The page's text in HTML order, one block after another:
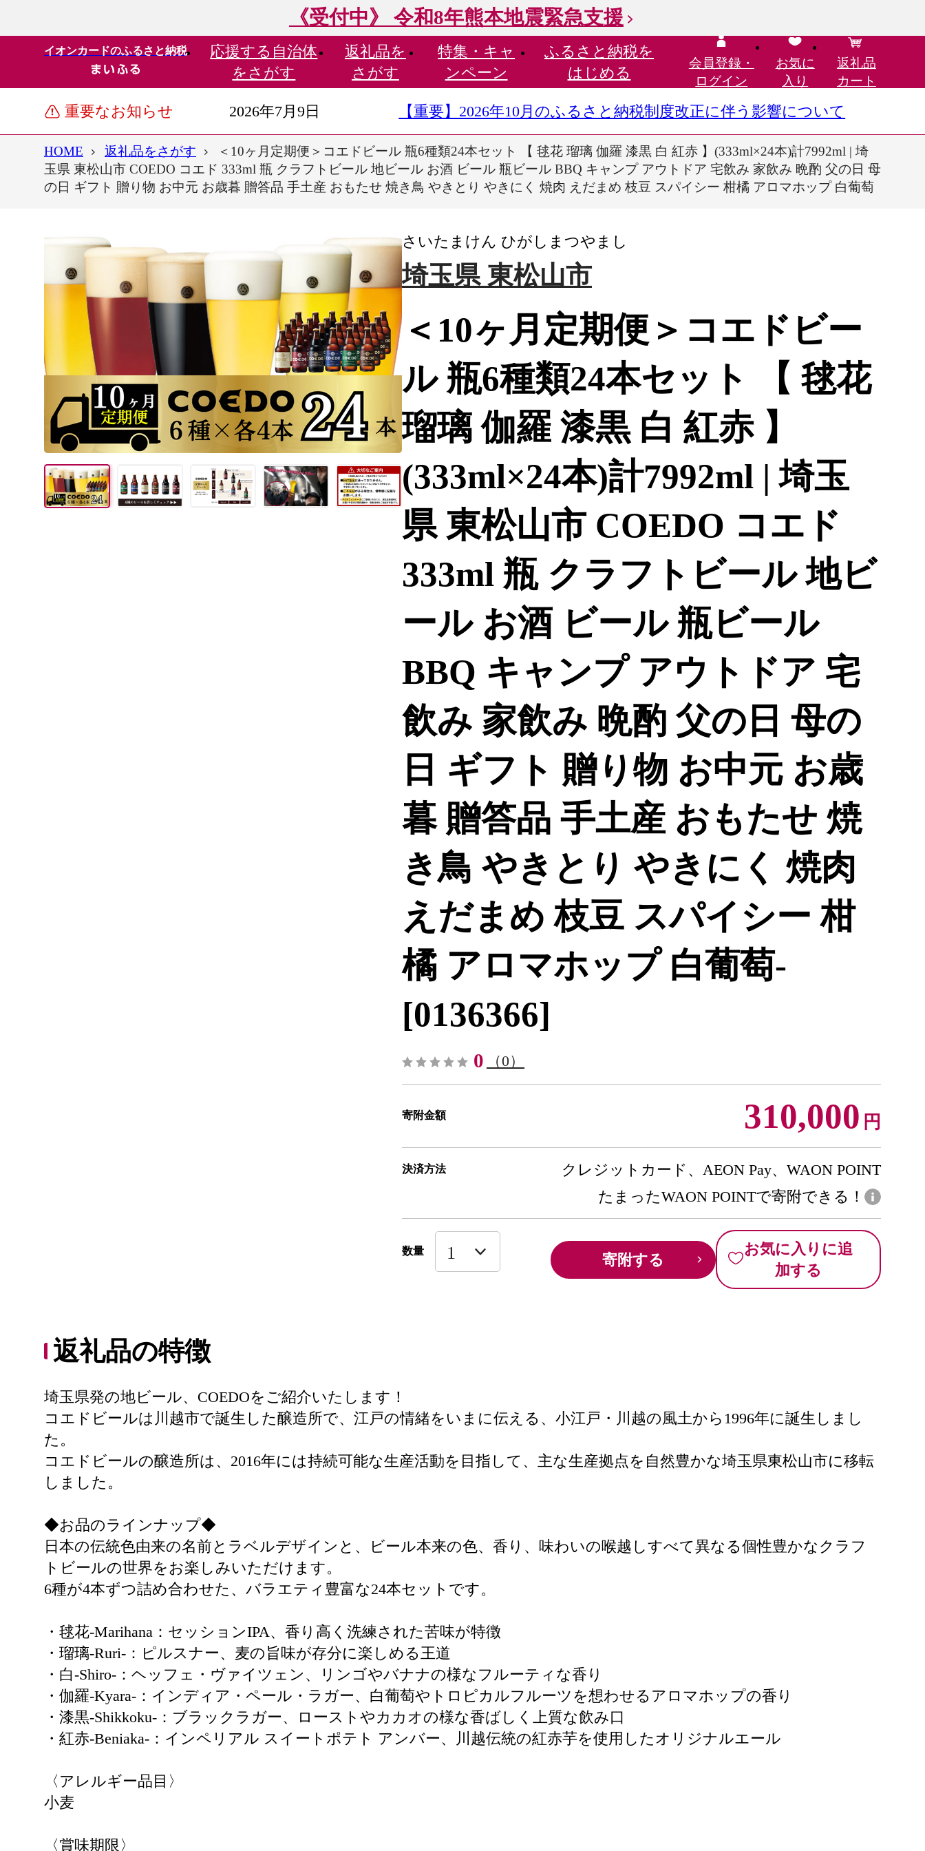
《受付中》 令和8年熊本地震緊急支援
イオンカードのふるさと納税 応援する 自治体
をさがす
返礼品を
さがす
特集・ キャ
ンペーン
ふるさと納税を
はじめる
会員登録・
ログイン
お気に
入り
返礼品
カート
重要なお知らせ 2026年7月9日 【重要】2026年10月のふるさと納税制度改正に伴う影響について
HOME 返礼品をさがす
＜10ヶ月定期便＞コエドビール 瓶6種類24本セット 【 毬花 瑠璃 伽羅 漆黒 白 紅赤 】(333ml×24本)計7992ml | 埼
玉県 東松山市 COEDO コエド 333ml 瓶 クラフトビール 地ビール お酒 ビール 瓶ビール BBQ キャンプ アウトドア 宅飲み 家飲み 晩酌 父の日 母
の日 ギフト 贈り物 お中元 お歳暮 贈答品 手土産 おもたせ 焼き鳥 やきとり やきにく 焼肉 えだまめ 枝豆 スパイシー 柑橘 アロマホップ 白葡萄
さいたまけん ひがしまつやまし
埼玉県 東松山市
＜10ヶ月定期便＞コエドビー
ル 瓶6種類24本セット 【 毬花
瑠璃 伽羅 漆黒 白 紅赤 】
(333ml×24本)計7992ml | 埼玉
県 東松山市 COEDO コエド
333ml 瓶 クラフトビール 地ビ
ール お酒 ビール 瓶ビール
BBQ キャンプ アウトドア 宅
飲み 家飲み 晩酌 父の日 母の
日 ギフト 贈り物 お中元 お歳
暮 贈答品 手土産 おもたせ 焼
き鳥 やきとり やきにく 焼肉
えだまめ 枝豆 スパイシー 柑
橘 アロマホップ 白葡萄-
[0136366]
0 （0）
寄附金額 310,000 円
決済方法
クレジットカード、AEON Pay、WAON POINT
たまったWAON POINTで寄附できる！
数量 寄附する
お気に入りに追
加する
返礼品の特徴
埼玉県発の地ビール、COEDOをご紹介いたします！
コエドビールは川越市で誕生した醸造所で、江戸の情緒をいまに伝える、小江戸・川越の風土から1996年に誕生しまし
た。
コエドビールの醸造所は、2016年には持続可能な生産活動を目指して、主な生産拠点を自然豊かな埼玉県東松山市に移転
しました。
◆お品のラインナップ◆
日本の伝統色由来の名前とラベルデザインと、ビール本来の色、香り、味わいの喉越しすべて異なる個性豊かなクラフ
トビールの世界をお楽しみいただけます。
6種が4本ずつ詰め合わせた、バラエティ豊富な24本セットです。
・毬花-Marihana：セッションIPA、香り高く洗練された苦味が特徴
・瑠璃-Ruri-：ピルスナー、麦の旨味が存分に楽しめる王道
・白-Shiro-：ヘッフェ・ヴァイツェン、リンゴやバナナの様なフルーティな香り
・伽羅-Kyara-：インディア・ペール・ラガー、白葡萄やトロピカルフルーツを想わせるアロマホップの香り
・漆黒-Shikkoku-：ブラックラガー、ローストやカカオの様な香ばしく上質な飲み口
・紅赤-Beniaka-：インペリアル スイートポテト アンバー、川越伝統の紅赤芋を使用したオリジナルエール
〈アレルギー品目〉
小麦
〈賞味期限〉